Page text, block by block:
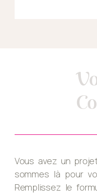
Vous avez un
sommes là pour
Remplissez le